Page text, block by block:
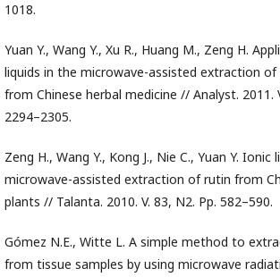
1018.
Yuan Y., Wang Y., Xu R., Huang M., Zeng H.
liquids in the microwave-assisted extraction
from Chinese herbal medicine // Analyst. 2011.
2294–2305.
Zeng H., Wang Y., Kong J., Nie C., Yuan Y. Ionic
microwave-assisted extraction of rutin from
plants // Talanta. 2010. V. 83, N2. Pp. 582–590.
Gómez N.E., Witte L. A simple method to
from tissue samples by using microwave